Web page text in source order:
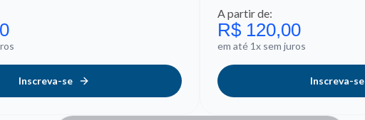
Inscreva-se
A partir de:
R$ 120,00
em até 1x sem juros
Inscreva-se